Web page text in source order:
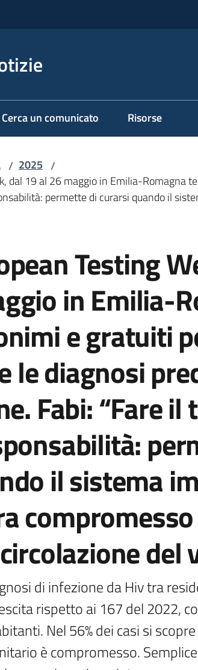
Cerca un comunicato Risorse
/ 2025 /
dal 19 al 26 maggio in Emilia-Romagna
permette di curarsi quando il
Testing
in Emilia-
e gratuiti
le diagnosi
Fabi: “Fare il
il sistema
del
di infezione da Hiv tra
rispetto ai 167 del 2022,
Nel 56% dei casi si
è compromesso.